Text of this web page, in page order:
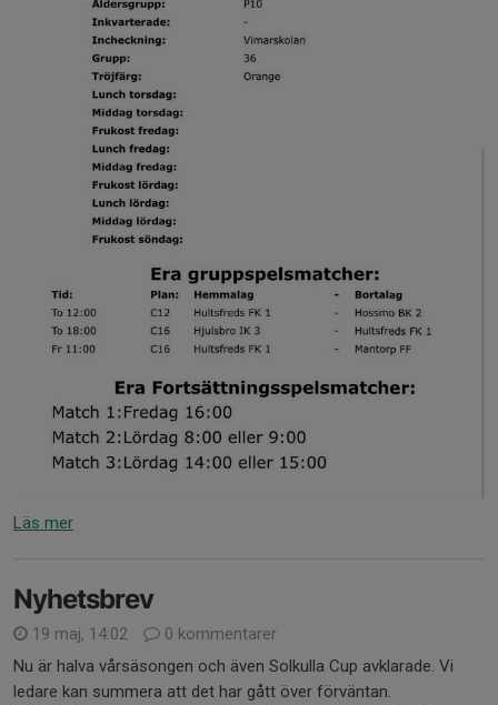
Läs mer
Nyhetsbrev
19 maj, 14:02
0 kommentarer
Nu är halva vårsäsongen och även Solkulla Cup avklarade. Vi
ledare kan summera att det har gått över förväntan.